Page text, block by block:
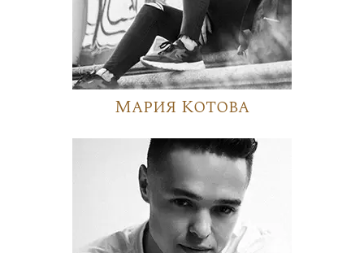
Мария Котова